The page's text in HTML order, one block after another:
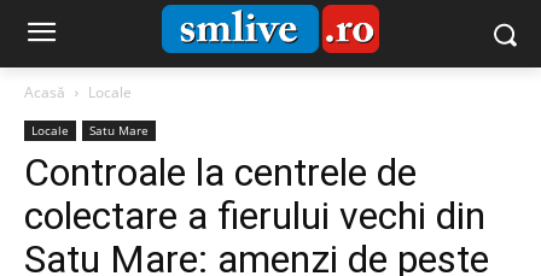
Acasă Locale
Locale Satu Mare
Controale la centrele de
colectare a fierului vechi din
Satu Mare: amenzi de peste